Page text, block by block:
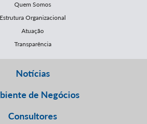
Quem Somos
Estrutura Organizacional
Atuação
Transparência
Notícias
de Negócios
Consultores